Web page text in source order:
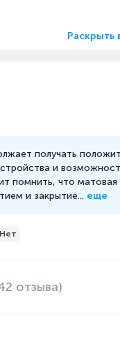
заданной
Раскрыть
получать
и
помнить, что
и закрытие... еще
Нет
отзыва)